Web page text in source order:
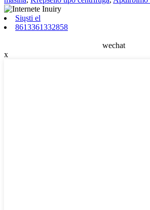
Siųsti el
8613361332858
wechat
x